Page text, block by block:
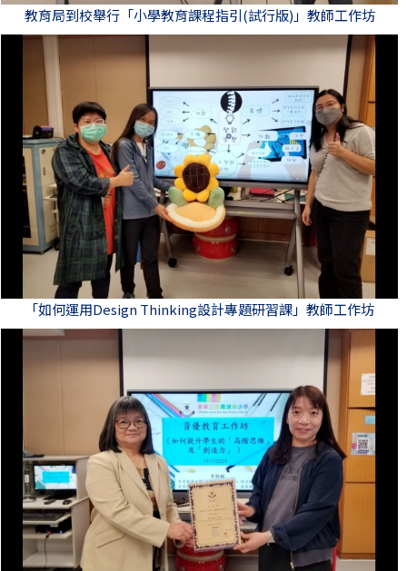
教育局到校舉行「小學教育課程指引(試行版)」教師工作坊
「如何運用Design Thinking設計專題研習課」教師工作坊